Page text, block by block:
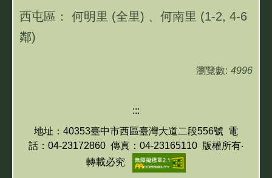
西屯區： 何明里 (全里) 、何南里 (1-2, 4-6
鄰)
瀏覽數: 4996
:::
地址：40353臺中市西區臺灣大道二段556號 電
話：04-23172860 傳真：04-23165110 版權所有‧
轉載必究